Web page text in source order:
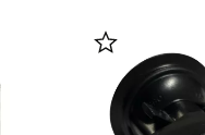
Lägg till i